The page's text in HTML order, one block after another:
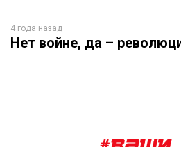
4 года назад
Нет войне, да –